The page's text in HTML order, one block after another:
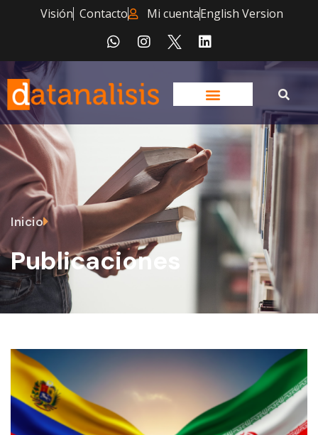
Visión Contacto Mi cuentaEnglish Version
Inicio
Publicaciones